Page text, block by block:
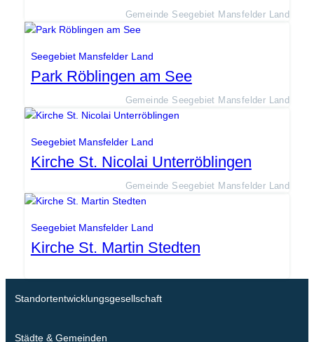
Gemeinde Seegebiet Mansfelder Land
Seegebiet Mansfelder Land
Park Röblingen am See
Gemeinde Seegebiet Mansfelder Land
Seegebiet Mansfelder Land
Kirche St. Nicolai Unterröblingen
Gemeinde Seegebiet Mansfelder Land
Seegebiet Mansfelder Land
Kirche St. Martin Stedten
Standortentwicklungsgesellschaft
Städte & Gemeinden